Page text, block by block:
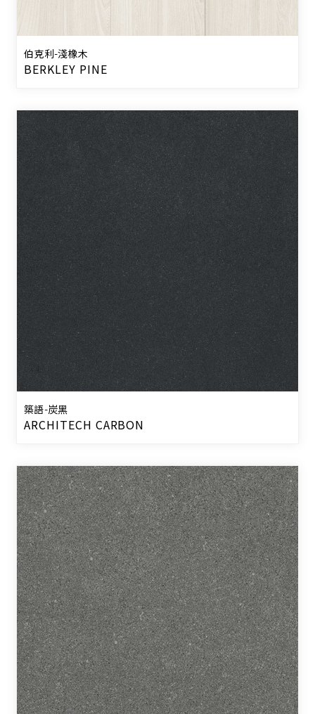
伯克利-淺橡木
BERKLEY PINE
築語-炭黑
ARCHITECH CARBON